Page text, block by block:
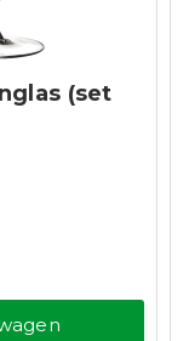
(set